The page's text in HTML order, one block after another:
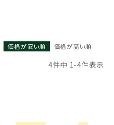
価格が安い順 価格が高い順
4件中 1-4件表示